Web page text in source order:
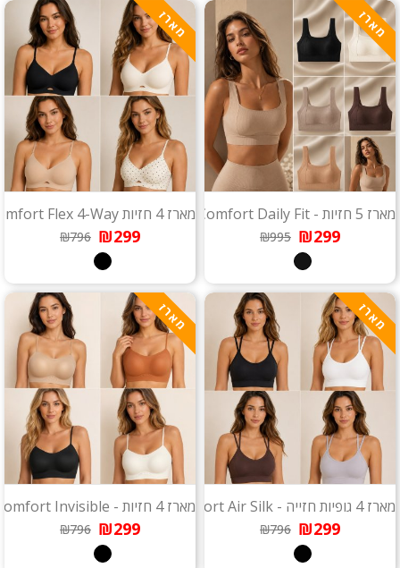
מארז
מארז 5 חזיות - Comfort Daily Fit
₪299
₪995
מארז
מארז 4 חזיות Comfort Flex 4-Way
₪299
₪796
מארז
מארז 4 גופיות חזייה - Comfort Air Silk
₪299
₪796
מארז
מארז 4 חזיות - Comfort Invisible
₪299
₪796